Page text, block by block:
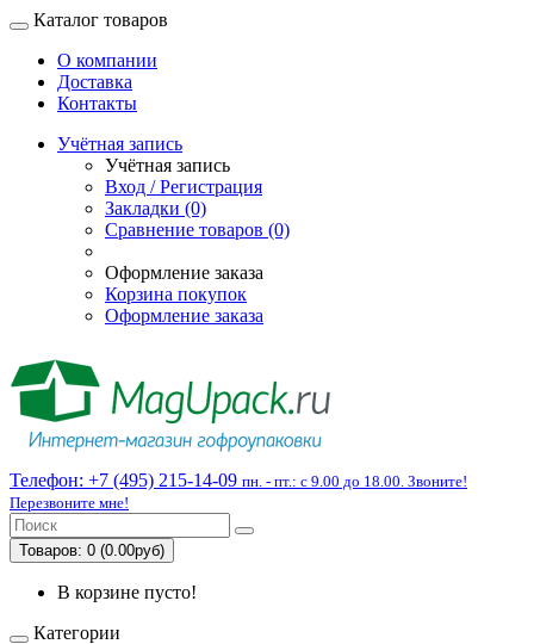
Каталог товаров
О компании
Доставка
Контакты
Учётная запись
Учётная запись
Вход / Регистрация
Закладки (0)
Сравнение товаров (0)
Оформление заказа
Корзина покупок
Оформление заказа
Телефон: +7 (495) 215-14-09 пн. - пт.: с 9.00 до 18.00. Звоните!
Перезвоните мне!
Товаров: 0 (0.00руб)
В корзине пусто!
Категории